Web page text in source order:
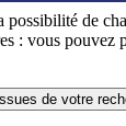
possibilité de
: vous pouvez
de votre